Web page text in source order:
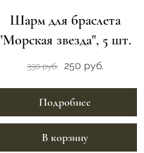
Шарм для браслета
звезда", 5 шт.
330 руб. 250 руб.
Подробнее
В корзину